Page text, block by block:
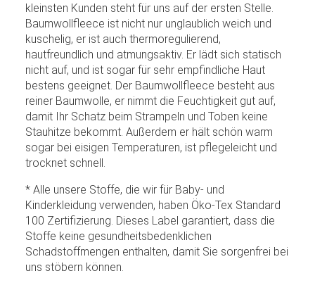
kleinsten Kunden steht für uns auf der ersten Stelle.
Baumwollfleece ist nicht nur unglaublich weich und
kuschelig, er ist auch thermoregulierend,
hautfreundlich und atmungsaktiv. Er lädt sich statisch
nicht auf, und ist sogar für sehr empfindliche Haut
bestens geeignet. Der Baumwollfleece besteht aus
reiner Baumwolle, er nimmt die Feuchtigkeit gut auf,
damit Ihr Schatz beim Strampeln und Toben keine
Stauhitze bekommt. Außerdem er hält schön warm
sogar bei eisigen Temperaturen, ist pflegeleicht und
trocknet schnell.
* Alle unsere Stoffe, die wir für Baby- und
Kinderkleidung verwenden, haben Öko-Tex Standard
100 Zertifizierung. Dieses Label garantiert, dass die
Stoffe keine gesundheitsbedenklichen
Schadstoffmengen enthalten, damit Sie sorgenfrei bei
uns stöbern können.